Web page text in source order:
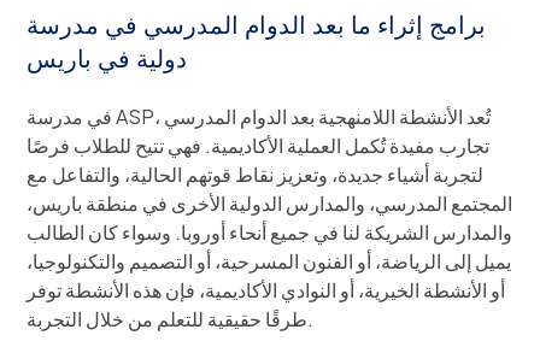
برامج إثراء ما بعد الدوام المدرسي في مدرسة
دولية في باريس
في مدرسة ASP، تُعد الأنشطة اللامنهجية بعد الدوام المدرسي
تجارب مفيدة تُكمل العملية الأكاديمية. فهي تتيح للطلاب فرصًا
لتجربة أشياء جديدة، وتعزيز نقاط قوتهم الحالية، والتفاعل مع
المجتمع المدرسي، والمدارس الدولية الأخرى في منطقة باريس،
والمدارس الشريكة لنا في جميع أنحاء أوروبا. وسواء كان الطالب
يميل إلى الرياضة، أو الفنون المسرحية، أو التصميم والتكنولوجيا،
أو الأنشطة الخيرية، أو النوادي الأكاديمية، فإن هذه الأنشطة توفر
طرقًا حقيقية للتعلم من خلال التجربة.